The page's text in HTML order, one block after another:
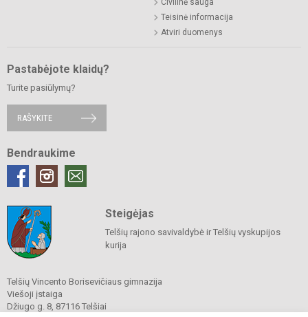
Civilinė sauga
Teisinė informacija
Atviri duomenys
Pastabėjote klaidų?
Turite pasiūlymų?
RAŠYKITE
Bendraukime
Steigėjas
Telšių rajono savivaldybė ir Telšių vyskupijos
kurija
Telšių Vincento Borisevičiaus gimnazija
Viešoji įstaiga
Džiugo g. 8, 87116 Telšiai